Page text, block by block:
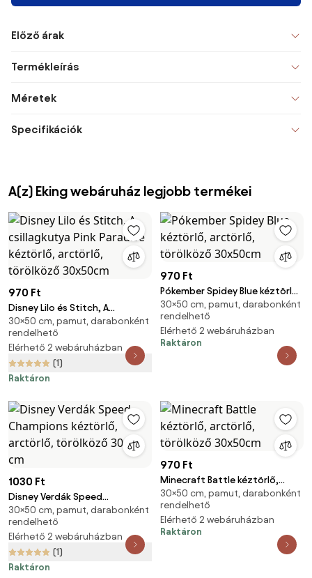
Előző árak
Termékleírás
Méretek
Specifikációk
A(z) Eking webáruház legjobb termékei
970 Ft
Disney Lilo és Stitch, A
csillagkutya Pink Paradise
kéztörlő, arctörlő, törölköző
30x50cm
30×50 cm, pamut, darabonként
rendelhető
Elérhető 2 webáruházban
(1)
Raktáron
970 Ft
Pókember Spidey Blue kéztörlő,
arctörlő, törölköző 30x50cm
30×50 cm, pamut, darabonként
rendelhető
Elérhető 2 webáruházban
Raktáron
1030 Ft
Disney Verdák Speed
Champions kéztörlő, arctörlő,
törölköző 30x50 cm
30×50 cm, pamut, darabonként
rendelhető
Elérhető 2 webáruházban
(1)
Raktáron
970 Ft
Minecraft Battle kéztörlő,
arctörlő, törölköző 30x50cm
30×50 cm, pamut, darabonként
rendelhető
Elérhető 2 webáruházban
Raktáron